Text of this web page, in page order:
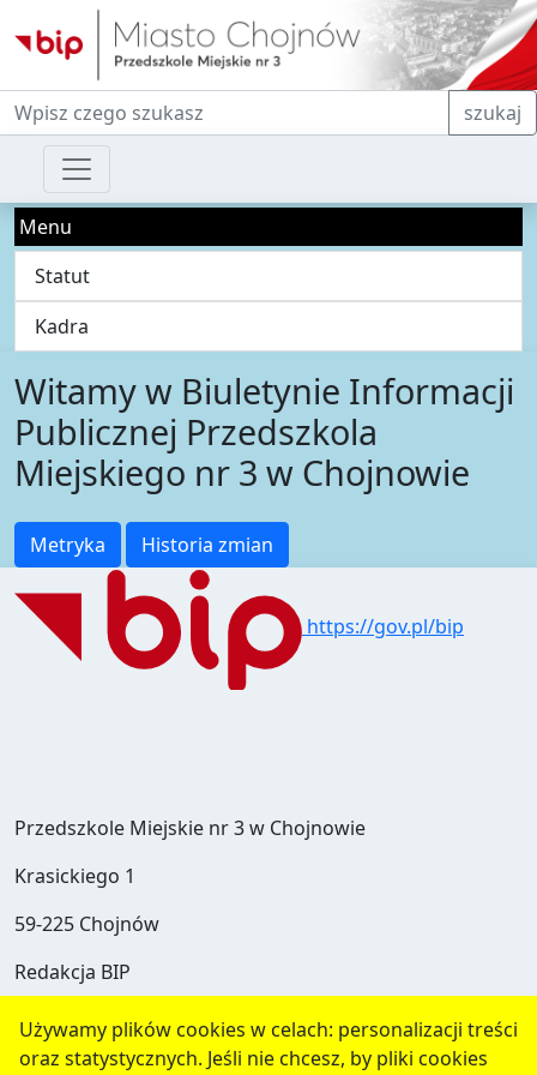
Używamy plików cookies w celach: personalizacji treści
oraz statystycznych. Jeśli nie chcesz, by pliki cookies
Fraza do wyszukiwania szukaj
Menu
Statut
Kadra
Witamy w Biuletynie Informacji
Publicznej Przedszkola
Miejskiego nr 3 w Chojnowie
Metryka Historia zmian
https://gov.pl/bip
Przedszkole Miejskie nr 3 w Chojnowie
Krasickiego 1
59-225 Chojnów
Redakcja BIP
Instrukcja
Polityka prywatności